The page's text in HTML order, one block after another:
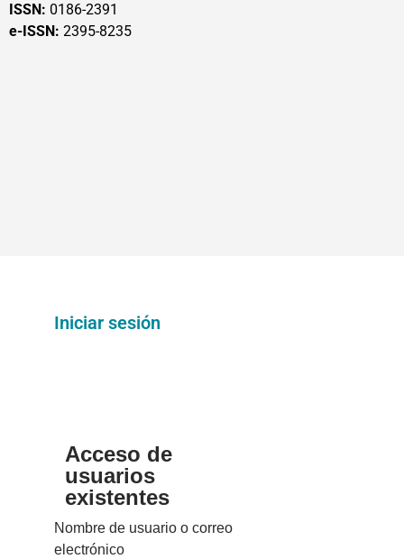
ISSN: 0186-2391
e-ISSN: 2395-8235
Iniciar sesión
Acceso de
usuarios
existentes
Nombre de usuario o correo
electrónico